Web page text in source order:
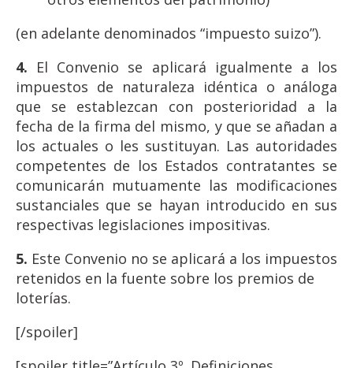
(en adelante denominados “impuesto suizo”).
4. El Convenio se aplicará igualmente a los
impuestos de naturaleza idéntica o análoga
que se establezcan con posterioridad a la
fecha de la firma del mismo, y que se añadan a
los actuales o les sustituyan. Las autoridades
competentes de los Estados contratantes se
comunicarán mutuamente las modificaciones
sustanciales que se hayan introducido en sus
respectivas legislaciones impositivas.
5. Este Convenio no se aplicará a los impuestos
retenidos en la fuente sobre los premios de
loterías.
[/spoiler]